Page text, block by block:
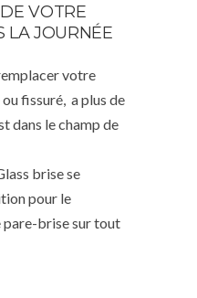
VOTRE
LA JOURNÉE
votre
fissuré, a plus de
dans le champ de
brise se
pour le
brise sur tout